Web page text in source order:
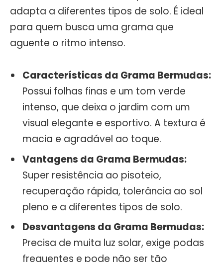
adapta a diferentes tipos de solo. É ideal
para quem busca uma grama que
aguente o ritmo intenso.
Características da Grama Bermudas:
Possui folhas finas e um tom verde
intenso, que deixa o jardim com um
visual elegante e esportivo. A textura é
macia e agradável ao toque.
Vantagens da Grama Bermudas:
Super resistência ao pisoteio,
recuperação rápida, tolerância ao sol
pleno e a diferentes tipos de solo.
Desvantagens da Grama Bermudas:
Precisa de muita luz solar, exige podas
frequentes e pode não ser tão